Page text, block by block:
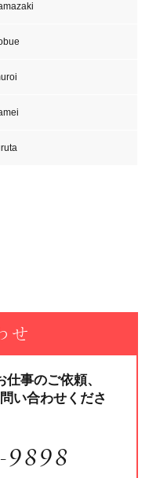
せ
事のご依頼、
い合わせくださ